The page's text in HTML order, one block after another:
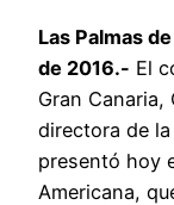
Las Palmas
de 2016.- El
Gran Canaria,
directora de
presentó hoy
Americana,